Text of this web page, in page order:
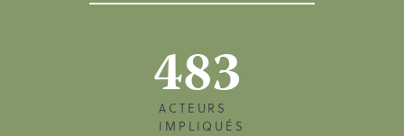
483
ACTEURS
IMPLIQUÉS